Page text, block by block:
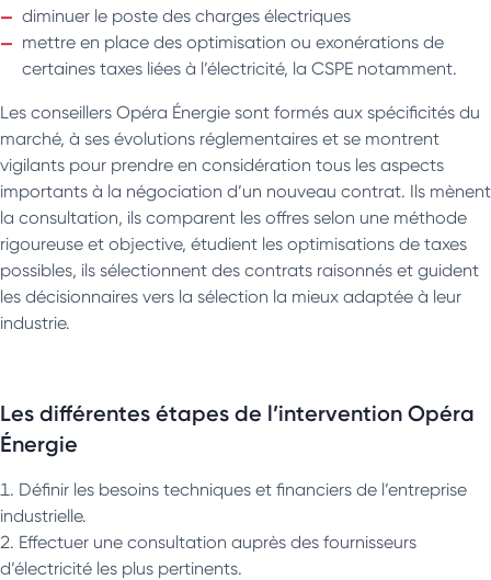
diminuer le poste des charges électriques
mettre en place des optimisation ou exonérations de
certaines taxes liées à l’électricité, la CSPE notamment.
Les conseillers Opéra Énergie sont formés aux spécificités du
marché, à ses évolutions réglementaires et se montrent
vigilants pour prendre en considération tous les aspects
importants à la négociation d’un nouveau contrat. Ils mènent
la consultation, ils comparent les offres selon une méthode
rigoureuse et objective, étudient les optimisations de taxes
possibles, ils sélectionnent des contrats raisonnés et guident
les décisionnaires vers la sélection la mieux adaptée à leur
industrie.
Les différentes étapes de l’intervention Opéra
Énergie
Définir les besoins techniques et financiers de l’entreprise
industrielle.
Effectuer une consultation auprès des fournisseurs
d’électricité les plus pertinents.